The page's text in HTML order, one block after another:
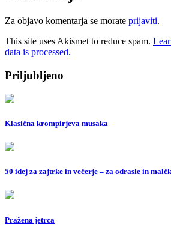
Za objavo komentarja se morate prijaviti.
This site uses Akismet to reduce spam.
data is processed.
Priljubljeno
Klasična krompirjeva musaka
50 idej za zajtrke in večerje – za odrasle in
Pražena jetrca